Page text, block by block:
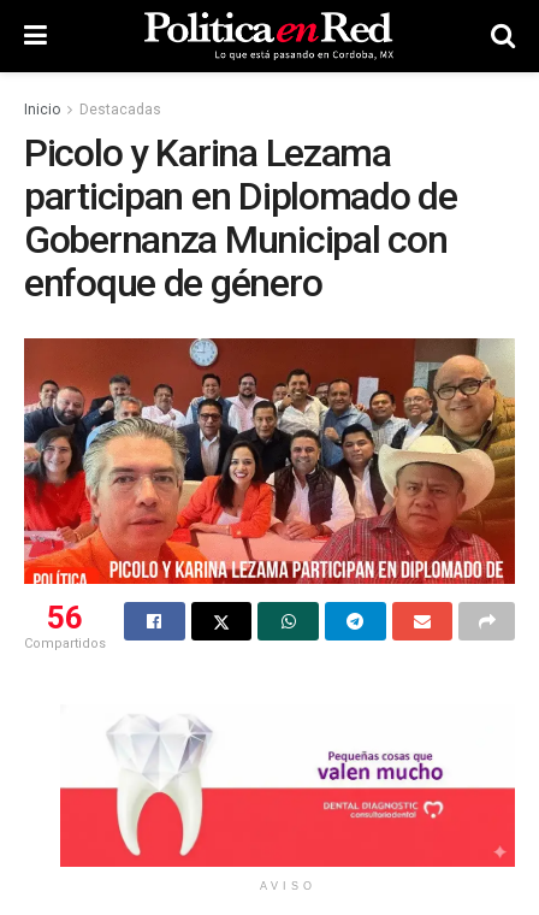
Inicio Destacadas
Picolo y Karina Lezama
participan en Diplomado de
Gobernanza Municipal con
enfoque de género
56
Compartidos
AVISO